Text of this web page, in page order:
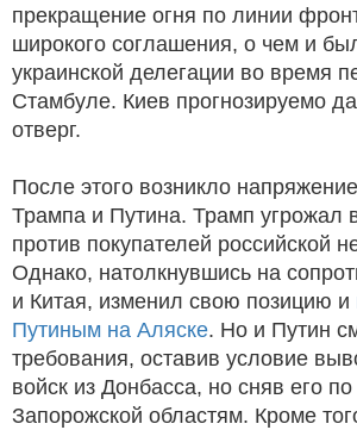
прекращение огня по линии
широкого соглашения, о чем и
украинской делегации во время
Стамбуле. Киев прогнозируемо
отверг.
После этого возникло
Трампа и Путина. Трамп угрожал
против покупателей российской
Однако, натолкнувшись на
и Китая, изменил свою позицию и
Путиным на Аляске. Но и Путин
требования, оставив условие
войск из Донбасса, но сняв его
Запорожской областям. Кроме